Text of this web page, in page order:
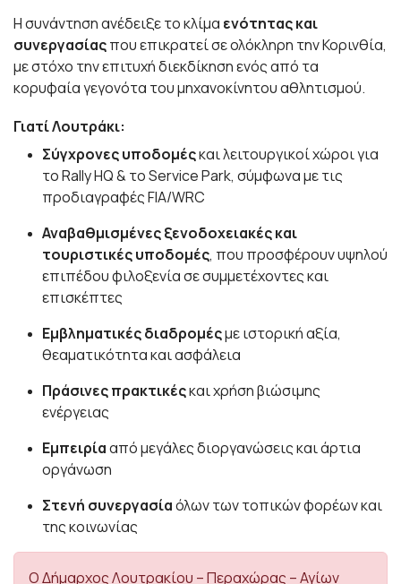
Η συνάντηση ανέδειξε το κλίμα ενότητας και
συνεργασίαςπου επικρατεί σε ολόκληρη την Κορινθία,
με στόχο την επιτυχή διεκδίκηση ενός από τα
κορυφαία γεγονότα του μηχανοκίνητου αθλητισμού.
Γιατί Λουτράκι:
Σύγχρονες υποδομέςκαι λειτουργικοί χώροι για
το Rally HQ & το Service Park, σύμφωνα με τις
προδιαγραφές FIA/WRC
Αναβαθμισμένες ξενοδοχειακές και
τουριστικές υποδομές, που προσφέρουν υψηλού
επιπέδου φιλοξενία σε συμμετέχοντες και
επισκέπτες
Εμβληματικές διαδρομέςμε ιστορική αξία,
θεαματικότητα και ασφάλεια
Πράσινες πρακτικέςκαι χρήση βιώσιμης
ενέργειας
Εμπειρίααπό μεγάλες διοργανώσεις και άρτια
οργάνωση
Στενή συνεργασίαόλων των τοπικών φορέων και
της κοινωνίας
Ο Δήμαρχος Λουτρακίου – Περαχώρας – Αγίων